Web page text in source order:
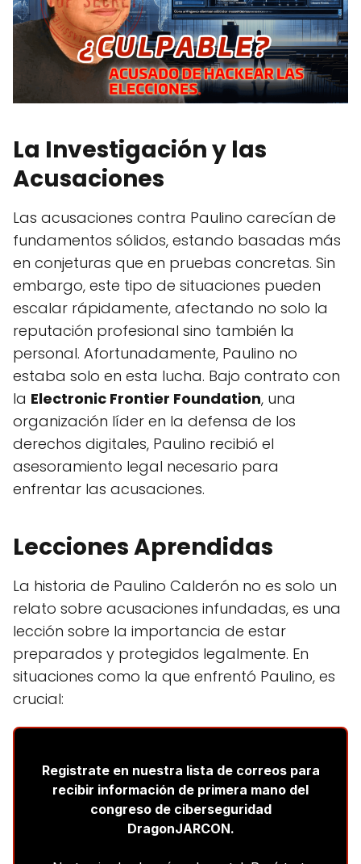
La Investigación y las
Acusaciones
Las acusaciones contra Paulino carecían de
fundamentos sólidos, estando basadas más
en conjeturas que en pruebas concretas. Sin
embargo, este tipo de situaciones pueden
escalar rápidamente, afectando no solo la
reputación profesional sino también la
personal. Afortunadamente, Paulino no
estaba solo en esta lucha. Bajo contrato con
la Electronic Frontier Foundation, una
organización líder en la defensa de los
derechos digitales, Paulino recibió el
asesoramiento legal necesario para
enfrentar las acusaciones.
Lecciones Aprendidas
La historia de Paulino Calderón no es solo un
relato sobre acusaciones infundadas, es una
lección sobre la importancia de estar
preparados y protegidos legalmente. En
situaciones como la que enfrentó Paulino, es
crucial: